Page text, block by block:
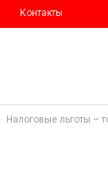
Контакты
Налоговые льготы –